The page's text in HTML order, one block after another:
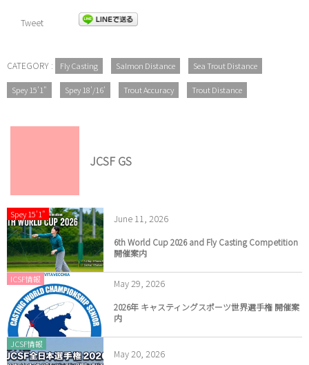
Tweet
CATEGORY : Fly Casting Salmon Distance Sea Trout Distance
Spey 15'1" Spey 18'/16' Trout Accuracy Trout Distance
JCSF GS
Spey 15'1" June 11 2026
6th World Cup 2026 and Fly Casting Competition
開催案内
ICSF情報 May 29 2026
2026年 キャスティングスポーツ世界選手権 開催案
内
JCSF情報
May 20 2026